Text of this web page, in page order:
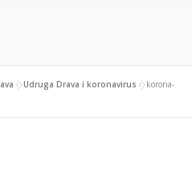
»Udruga Drava i koronavirus »korona-